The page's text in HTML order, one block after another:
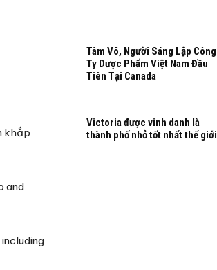
khắp
and
Tâm Võ, Người Sáng Lập Công
Ty Dược Phẩm Việt Nam Đầu
Tiên Tại Canada
Victoria được vinh danh là
thành phố nhỏ tốt nhất thế giới